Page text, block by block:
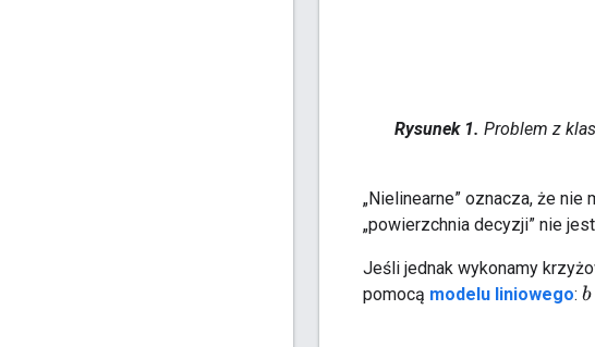
Rysunek 1. Problem z
„Nielinearne” oznacza, że
„powierzchnia decyzji” nie
Jeśli jednak wykonamy
pomocą modelu liniowego: b